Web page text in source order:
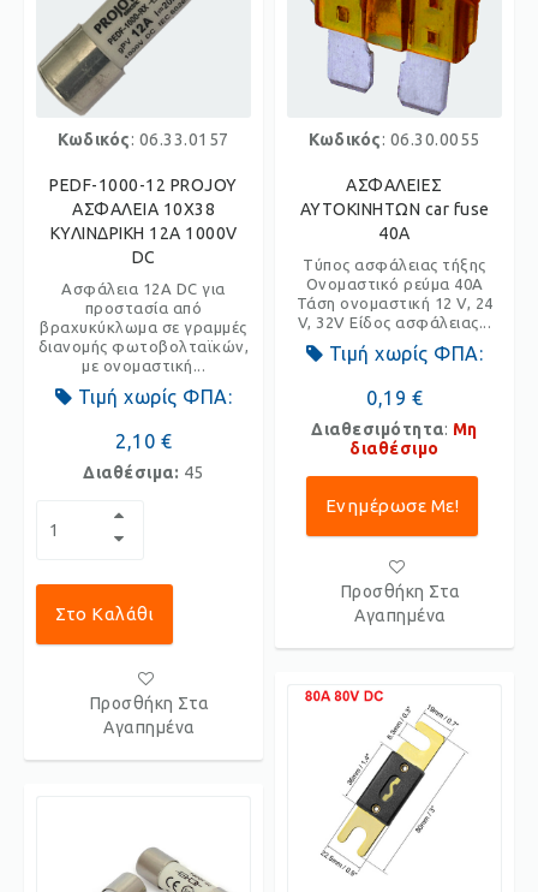
Κωδικός: 06.33.0157
PEDF-1000-12 PROJOY
ΑΣΦΑΛΕΙΑ 10X38
ΚΥΛΙΝΔΡΙΚΗ 12Α 1000V
DC
Ασφάλεια 12Α DC για
προστασία από
βραχυκύκλωμα σε γραμμές
διανομής φωτοβολταϊκών,
με ονομαστική...
Τιμή χωρίς ΦΠΑ:
2,10 €
Διαθέσιμα: 45
Στο Καλάθι
Προσθήκη Στα
Αγαπημένα
Κωδικός: 06.30.0055
ΑΣΦΑΛΕΙΕΣ
ΑΥΤΟΚΙΝΗΤΩΝ car fuse
40A
Τύπος ασφάλειας τήξης
Ονομαστικό ρεύμα 40A
Τάση ονομαστική 12 V, 24
V, 32V Είδος ασφάλειας...
Τιμή χωρίς ΦΠΑ:
0,19 €
Διαθεσιμότητα: Μη
διαθέσιμο
Ενημέρωσε Με!
Προσθήκη Στα
Αγαπημένα